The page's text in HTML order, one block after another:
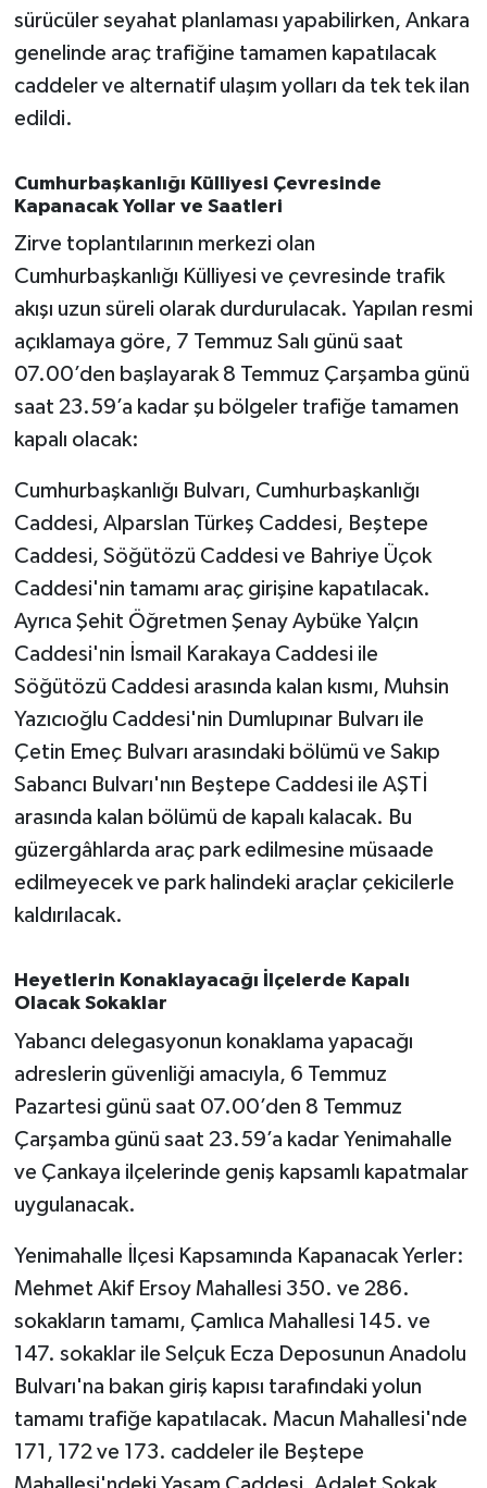
sürücüler seyahat planlaması yapabilirken, Ankara
genelinde araç trafiğine tamamen kapatılacak
caddeler ve alternatif ulaşım yolları da tek tek ilan
edildi.
Cumhurbaşkanlığı Külliyesi Çevresinde
Kapanacak Yollar ve Saatleri
Zirve toplantılarının merkezi olan
Cumhurbaşkanlığı Külliyesi ve çevresinde trafik
akışı uzun süreli olarak durdurulacak. Yapılan resmi
açıklamaya göre, 7 Temmuz Salı günü saat
07.00’den başlayarak 8 Temmuz Çarşamba günü
saat 23.59’a kadar şu bölgeler trafiğe tamamen
kapalı olacak:
Cumhurbaşkanlığı Bulvarı, Cumhurbaşkanlığı
Caddesi, Alparslan Türkeş Caddesi, Beştepe
Caddesi, Söğütözü Caddesi ve Bahriye Üçok
Caddesi'nin tamamı araç girişine kapatılacak.
Ayrıca Şehit Öğretmen Şenay Aybüke Yalçın
Caddesi'nin İsmail Karakaya Caddesi ile
Söğütözü Caddesi arasında kalan kısmı, Muhsin
Yazıcıoğlu Caddesi'nin Dumlupınar Bulvarı ile
Çetin Emeç Bulvarı arasındaki bölümü ve Sakıp
Sabancı Bulvarı'nın Beştepe Caddesi ile AŞTİ
arasında kalan bölümü de kapalı kalacak. Bu
güzergâhlarda araç park edilmesine müsaade
edilmeyecek ve park halindeki araçlar çekicilerle
kaldırılacak.
Heyetlerin Konaklayacağı İlçelerde Kapalı
Olacak Sokaklar
Yabancı delegasyonun konaklama yapacağı
adreslerin güvenliği amacıyla, 6 Temmuz
Pazartesi günü saat 07.00’den 8 Temmuz
Çarşamba günü saat 23.59’a kadar Yenimahalle
ve Çankaya ilçelerinde geniş kapsamlı kapatmalar
uygulanacak.
Yenimahalle İlçesi Kapsamında Kapanacak Yerler:
Mehmet Akif Ersoy Mahallesi 350. ve 286.
sokakların tamamı, Çamlıca Mahallesi 145. ve
147. sokaklar ile Selçuk Ecza Deposunun Anadolu
Bulvarı'na bakan giriş kapısı tarafındaki yolun
tamamı trafiğe kapatılacak. Macun Mahallesi'nde
171, 172 ve 173. caddeler ile Beştepe
OTOMOTİV
Resmi İlanlar
Savaştepe
SEYAHAT
SİYASET
Sındırgı
Susurluk
TARİHTE BUGÜN
TEKNOLOJİ
Trend
TÜRKİYE
VİZYONDAKİLER
YAŞAM